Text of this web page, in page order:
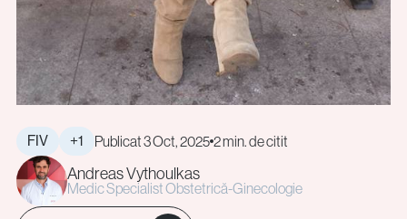
FIV +1 Publicat 3 Oct, 2025 2 min. de citit
Andreas Vythoulkas
Medic Specialist Obstetrică-Ginecologie